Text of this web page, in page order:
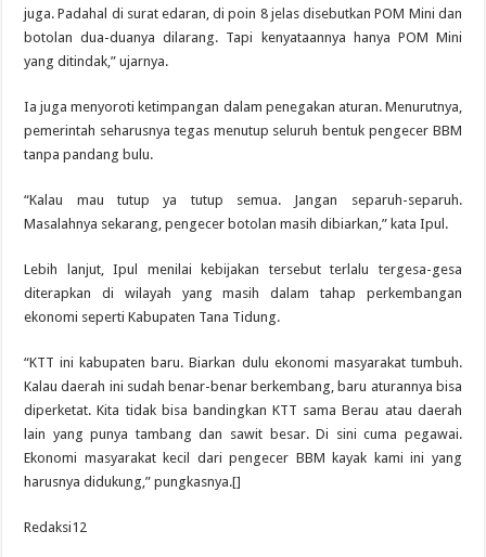
juga. Padahal di surat edaran, di poin 8 jelas disebutkan POM Mini dan
botolan dua-duanya dilarang. Tapi kenyataannya hanya POM Mini
yang ditindak,” ujarnya.
Ia juga menyoroti ketimpangan dalam penegakan aturan. Menurutnya,
pemerintah seharusnya tegas menutup seluruh bentuk pengecer BBM
tanpa pandang bulu.
“Kalau mau tutup ya tutup semua. Jangan separuh-separuh.
Masalahnya sekarang, pengecer botolan masih dibiarkan,” kata Ipul.
Lebih lanjut, Ipul menilai kebijakan tersebut terlalu tergesa-gesa
diterapkan di wilayah yang masih dalam tahap perkembangan
ekonomi seperti Kabupaten Tana Tidung.
“KTT ini kabupaten baru. Biarkan dulu ekonomi masyarakat tumbuh.
Kalau daerah ini sudah benar-benar berkembang, baru aturannya bisa
diperketat. Kita tidak bisa bandingkan KTT sama Berau atau daerah
lain yang punya tambang dan sawit besar. Di sini cuma pegawai.
Ekonomi masyarakat kecil dari pengecer BBM kayak kami ini yang
harusnya didukung,” pungkasnya.[]
Redaksi12